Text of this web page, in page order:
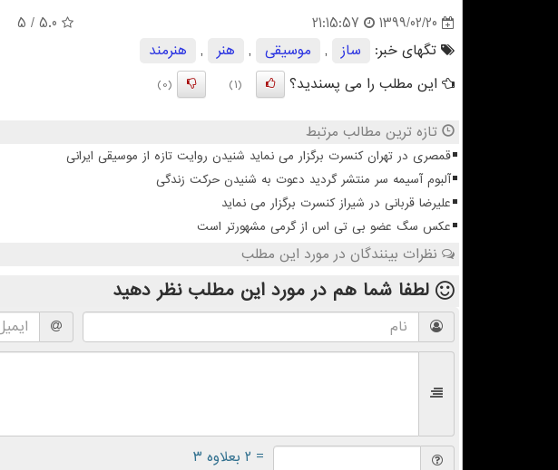
1399/02/20
21:15:57
5.0
/ 5
تگهای خبر:
ساز , موسیقی , هنر ,
هنرمند
این مطلب را می پسندید؟
(1)
(0)
تازه ترین مطالب مرتبط
قمصری در تهران کنسرت برگزار می نماید شنیدن روایت تازه از موسیقی ایرانی
آلبوم آسیمه سر منتشر گردید دعوت به شنیدن حرکت زندگی
علیرضا قربانی در شیراز کنسرت برگزار می نماید
عکس سگ عضو بی تی اس از گرمی مشهورتر است
نظرات بینندگان در مورد این مطلب
لطفا شما هم در مورد این مطلب نظر دهید
= ۲ بعلاوه ۳